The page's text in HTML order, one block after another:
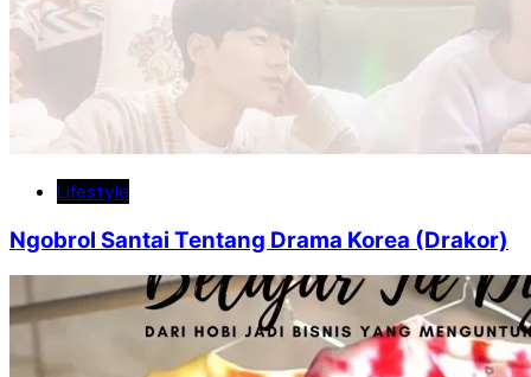
Lifestyle
Ngobrol Santai Tentang Drama Korea (Drakor)